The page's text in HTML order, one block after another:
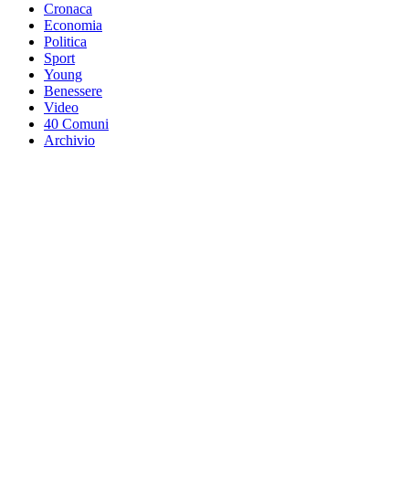
Cronaca
Economia
Politica
Sport
Young
Benessere
Video
40 Comuni
Archivio